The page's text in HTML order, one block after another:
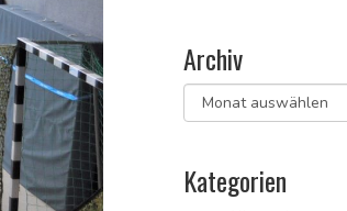
Archiv
Archiv
Kategorien